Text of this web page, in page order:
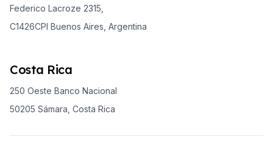
Federico Lacroze 2315,
C1426CPI Buenos Aires, Argentina
Costa Rica
250 Oeste Banco Nacional
50205 Sámara, Costa Rica